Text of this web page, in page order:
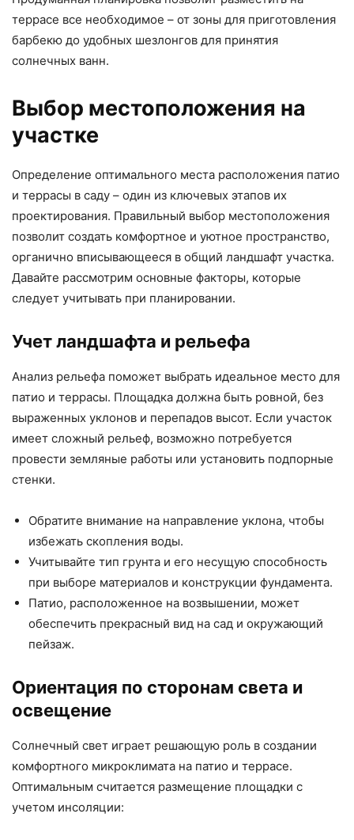
террасе все необходимое – от зоны для приготовления
барбекю до удобных шезлонгов для принятия
солнечных ванн.
Выбор местоположения на
участке
Определение оптимального места расположения патио
и террасы в саду – один из ключевых этапов их
проектирования. Правильный выбор местоположения
позволит создать комфортное и уютное пространство,
органично вписывающееся в общий ландшафт участка.
Давайте рассмотрим основные факторы, которые
следует учитывать при планировании.
Учет ландшафта и рельефа
Анализ рельефа поможет выбрать идеальное место для
патио и террасы. Площадка должна быть ровной, без
выраженных уклонов и перепадов высот. Если участок
имеет сложный рельеф, возможно потребуется
провести земляные работы или установить подпорные
стенки.
Обратите внимание на направление уклона, чтобы
избежать скопления воды.
Учитывайте тип грунта и его несущую способность
при выборе материалов и конструкции фундамента.
Патио, расположенное на возвышении, может
обеспечить прекрасный вид на сад и окружающий
пейзаж.
Ориентация по сторонам света и
освещение
Солнечный свет играет решающую роль в создании
комфортного микроклимата на патио и террасе.
Оптимальным считается размещение площадки с
учетом инсоляции: